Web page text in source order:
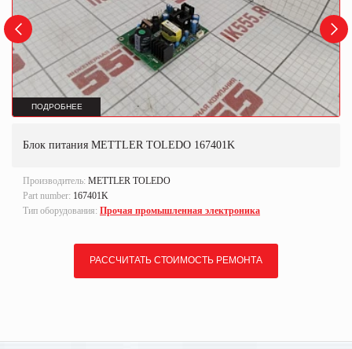
ПОДРОБНЕЕ
Блок питания METTLER TOLEDO 167401K
Производитель: METTLER TOLEDO
Part number: 167401K
Тип оборудования: Прочая промышленная электроника
РАССЧИТАТЬ СТОИМОСТЬ РЕМОНТА